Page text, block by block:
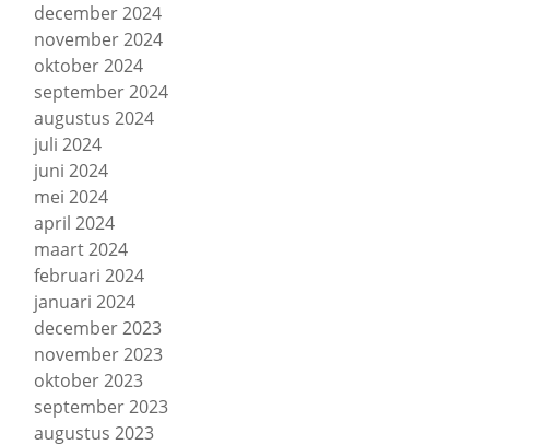
december 2024
november 2024
oktober 2024
september 2024
augustus 2024
juli 2024
juni 2024
mei 2024
april 2024
maart 2024
februari 2024
januari 2024
december 2023
november 2023
oktober 2023
september 2023
augustus 2023